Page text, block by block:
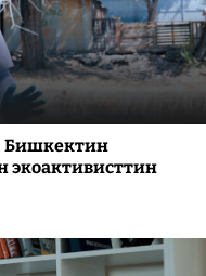
Бишкектин
экоактивисттин